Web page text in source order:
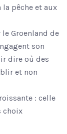
pêche et aux
Groenland de
son
dire où des
et non
: celle
choix